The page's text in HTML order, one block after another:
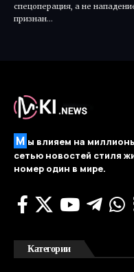
спецоперация, а не
признан…
М ы влияем на
сетью новостей стиля
номер один в мире.
Категории